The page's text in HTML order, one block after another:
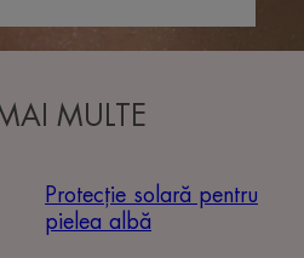
MULTE
Protecție solară pentru
pielea albă